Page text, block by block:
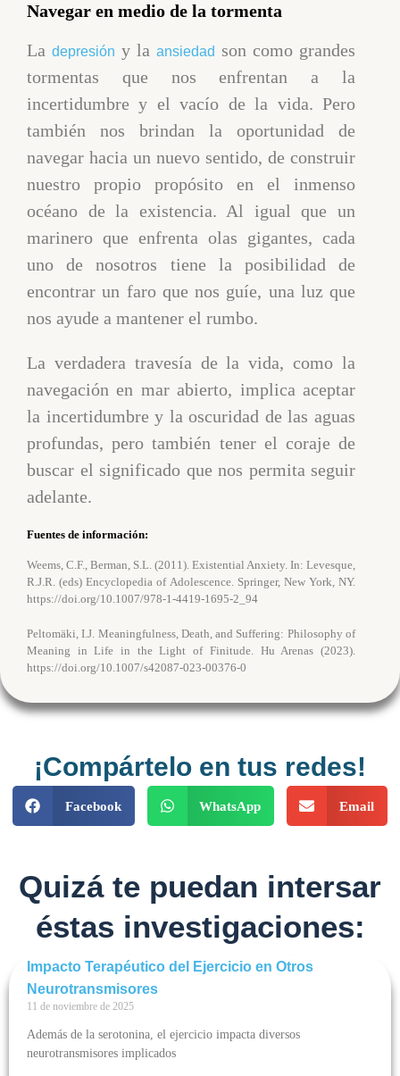
Navegar en medio de la tormenta
La depresión y la ansiedad son como grandes
tormentas que nos enfrentan a la
incertidumbre y el vacío de la vida. Pero
también nos brindan la oportunidad de
navegar hacia un nuevo sentido, de construir
nuestro propio propósito en el inmenso
océano de la existencia. Al igual que un
marinero que enfrenta olas gigantes, cada
uno de nosotros tiene la posibilidad de
encontrar un faro que nos guíe, una luz que
nos ayude a mantener el rumbo.
La verdadera travesía de la vida, como la
navegación en mar abierto, implica aceptar
la incertidumbre y la oscuridad de las aguas
profundas, pero también tener el coraje de
buscar el significado que nos permita seguir
adelante.
Fuentes de información:
Weems, C.F., Berman, S.L. (2011). Existential Anxiety. In: Levesque,
R.J.R. (eds) Encyclopedia of Adolescence. Springer, New York, NY.
https://doi.org/10.1007/978-1-4419-1695-2_94
Peltomäki, I.J. Meaningfulness, Death, and Suffering: Philosophy of
Meaning in Life in the Light of Finitude. Hu Arenas (2023).
https://doi.org/10.1007/s42087-023-00376-0
¡Compártelo en tus redes!
Facebook WhatsApp Email
Quizá te puedan intersar
éstas investigaciones:
Impacto Terapéutico del Ejercicio en Otros
Neurotransmisores
11 de noviembre de 2025
Además de la serotonina, el ejercicio impacta diversos
neurotransmisores implicados